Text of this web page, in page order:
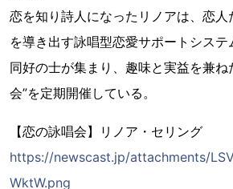
恋を知り詩人になったリノアは、恋
を導き出す詠唱型恋愛サポートシステ
同好の士が集まり、趣味と実益を兼ね
会”を定期開催している。
【恋の詠唱会】リノア・セリング
https://newscast.jp/attachments/
WktW.png